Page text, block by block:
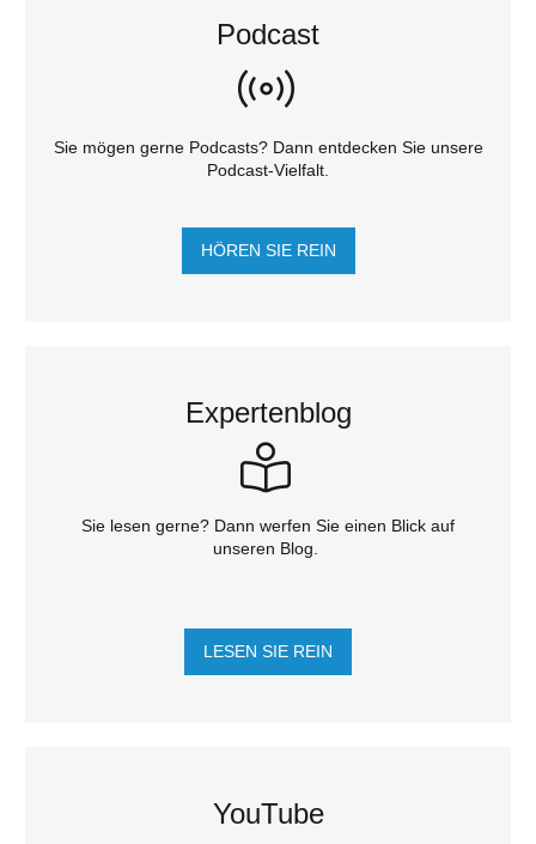
Podcast
Sie mögen gerne Podcasts? Dann entdecken Sie unsere
Podcast-Vielfalt.
HÖREN SIE REIN
Expertenblog
Sie lesen gerne? Dann werfen Sie einen Blick auf
unseren Blog.
LESEN SIE REIN
YouTube